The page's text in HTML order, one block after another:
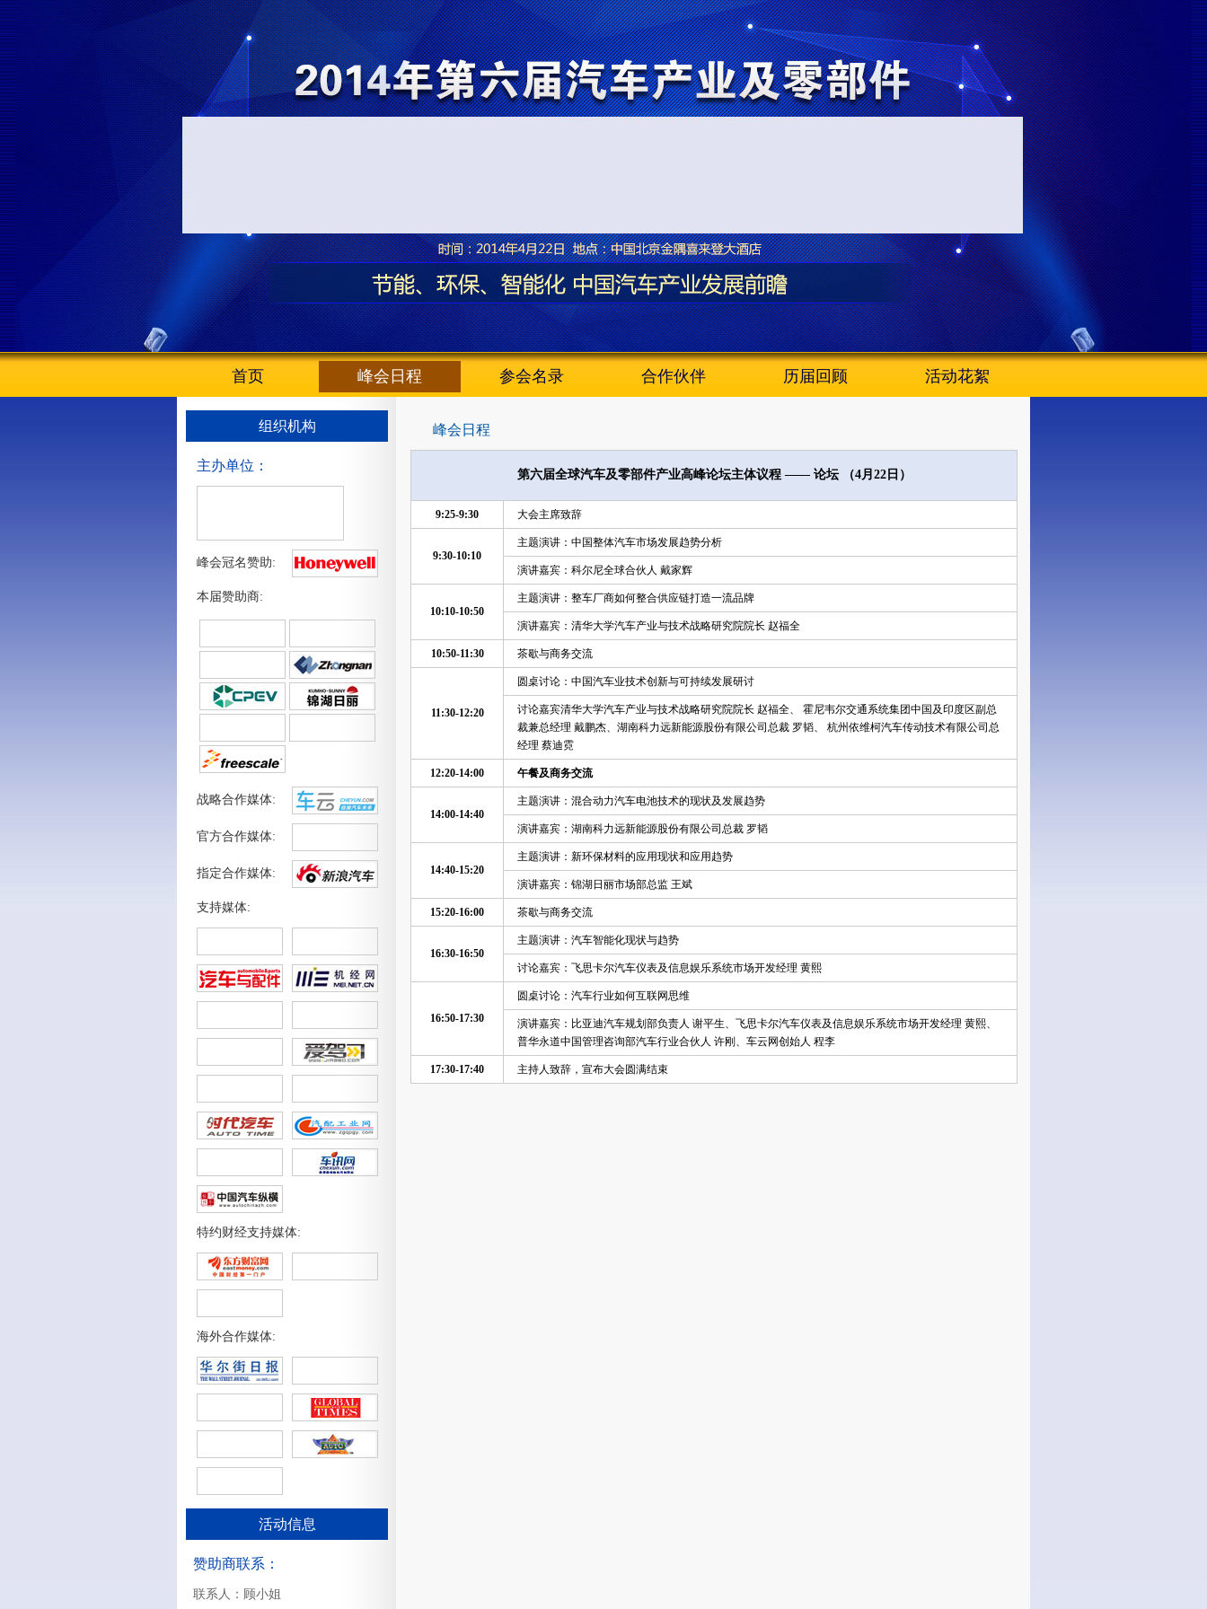
首页 峰会日程 参会名录 合作伙伴 历届回顾 活动花絮
组织机构
主办单位：
峰会冠名赞助:
本届赞助商:
战略合作媒体:
官方合作媒体:
指定合作媒体:
支持媒体:
特约财经支持媒体:
海外合作媒体:
活动信息
赞助商联系：
联系人：顾小姐
峰会日程
第六届全球汽车及零部件产业高峰论坛主体议程 —— 论坛 （4月22日）
9:25-9:30 大会主席致辞
9:30-10:10
主题演讲：中国整体汽车市场发展趋势分析
演讲嘉宾：科尔尼全球合伙人 戴家辉
10:10-10:50
主题演讲：整车厂商如何整合供应链打造一流品牌
演讲嘉宾：清华大学汽车产业与技术战略研究院院长 赵福全
10:50-11:30 茶歇与商务交流
11:30-12:20
圆桌讨论：中国汽车业技术创新与可持续发展研讨
讨论嘉宾清华大学汽车产业与技术战略研究院院长 赵福全、 霍尼韦尔交通系统集团中国及印度区副总
裁兼总经理 戴鹏杰、湖南科力远新能源股份有限公司总裁 罗韬、 杭州依维柯汽车传动技术有限公司总
经理 蔡迪霓
12:20-14:00 午餐及商务交流
14:00-14:40
主题演讲：混合动力汽车电池技术的现状及发展趋势
演讲嘉宾：湖南科力远新能源股份有限公司总裁 罗韬
14:40-15:20
主题演讲：新环保材料的应用现状和应用趋势
演讲嘉宾：锦湖日丽市场部总监 王斌
15:20-16:00 茶歇与商务交流
16:30-16:50
主题演讲：汽车智能化现状与趋势
讨论嘉宾：飞思卡尔汽车仪表及信息娱乐系统市场开发经理 黄熙
16:50-17:30
圆桌讨论：汽车行业如何互联网思维
演讲嘉宾：比亚迪汽车规划部负责人 谢平生、飞思卡尔汽车仪表及信息娱乐系统市场开发经理 黄熙、
普华永道中国管理咨询部汽车行业合伙人 许刚、车云网创始人 程李
17:30-17:40 主持人致辞，宣布大会圆满结束